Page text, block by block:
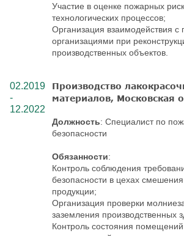
Участие в оценке пожарных
технологических процессов;
Организация взаимодействия с
организациями при
производственных объектов.
02.2019
-
12.2022
Производство
материалов, Московская
Должность: Специалист по
безопасности
Обязанности:
Контроль соблюдения
безопасности в цехах
продукции;
Организация проверки
заземления производственных
Контроль состояния